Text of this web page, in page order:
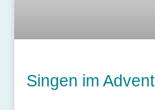
Singen im Advent